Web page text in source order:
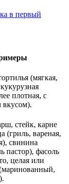
в первый
(мягкая,
плотная, с
вкусом).
стейк, карне
(гриль, вареная,
свинина
пастор), фасоль
целая или